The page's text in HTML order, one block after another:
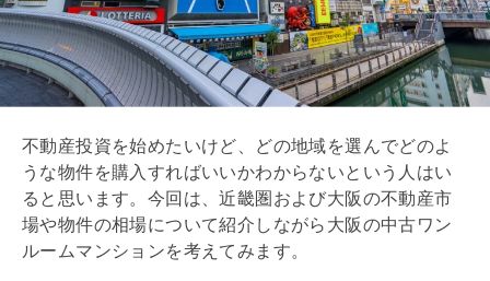
不動産投資を始めたいけど、どの地域を選んでどのよ
うな物件を購入すればいいかわからないという人はい
ると思います。今回は、近畿圏および大阪の不動産市
場や物件の相場について紹介しながら大阪の中古ワン
ルームマンションを考えてみます。